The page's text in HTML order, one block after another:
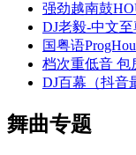
强劲越南鼓
DJ老毅-中文
国粤语
档次重低音 包
DJ百幕（抖音
舞曲专题